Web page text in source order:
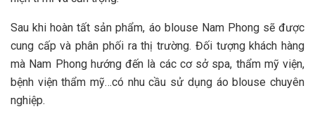
Sau khi hoàn tất sản phẩm, áo blouse Nam Phong sẽ được
cung cấp và phân phối ra thị trường. Đối tượng khách hàng
mà Nam Phong hướng đến là các cơ sở spa, thẩm mỹ viện,
bệnh viện thẩm mỹ…có nhu cầu sử dụng áo blouse chuyên
nghiệp.